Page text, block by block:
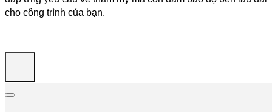
cho công trình của bạn.